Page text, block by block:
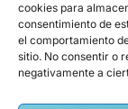
cookies para
consentimiento de
el comportamiento
sitio. No consentir o
negativamente a
Marcando esta
Sede en